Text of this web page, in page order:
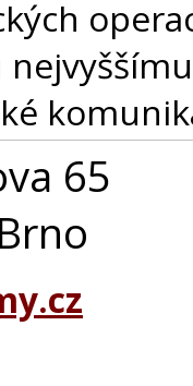
65